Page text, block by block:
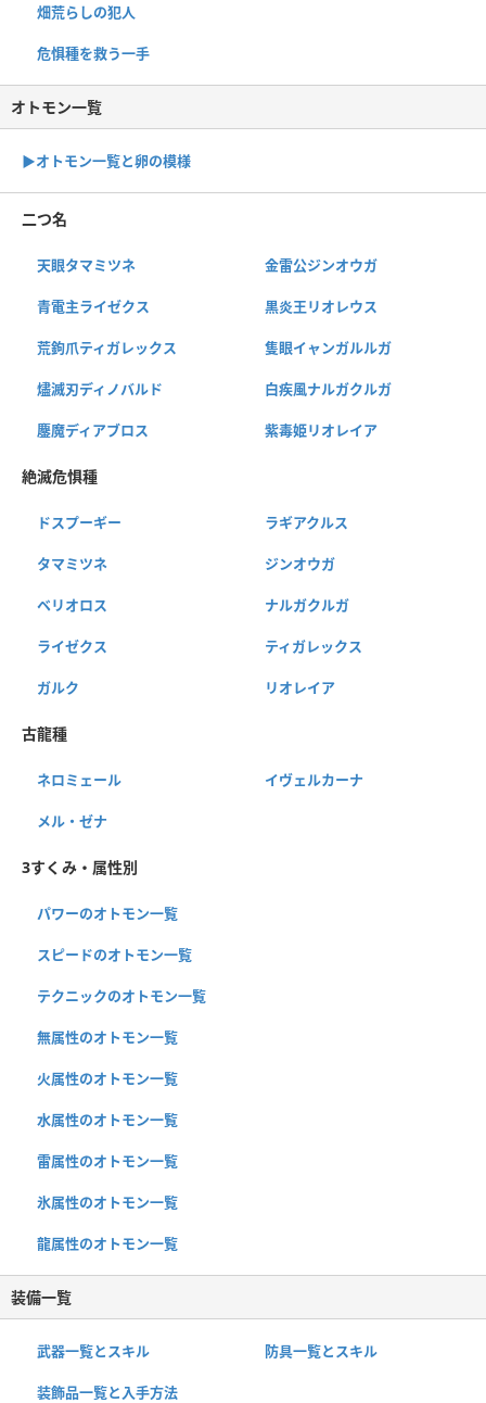
畑荒らしの犯人
危惧種を救う一手
オトモン一覧
▶︎オトモン一覧と卵の模様
二つ名
天眼タマミツネ 金雷公ジンオウガ
青電主ライゼクス 黒炎王リオレウス
荒鉤爪ティガレックス 隻眼イャンガルルガ
燼滅刃ディノバルド 白疾風ナルガクルガ
鏖魔ディアブロス 紫毒姫リオレイア
絶滅危惧種
ドスプーギー ラギアクルス
タマミツネ ジンオウガ
ベリオロス ナルガクルガ
ライゼクス ティガレックス
ガルク リオレイア
古龍種
ネロミェール イヴェルカーナ
メル・ゼナ
3すくみ・属性別
パワーのオトモン一覧
スピードのオトモン一覧
テクニックのオトモン一覧
無属性のオトモン一覧
火属性のオトモン一覧
水属性のオトモン一覧
雷属性のオトモン一覧
氷属性のオトモン一覧
龍属性のオトモン一覧
装備一覧
武器一覧とスキル 防具一覧とスキル
装飾品一覧と入手方法